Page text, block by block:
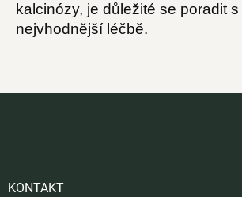
kalcinózy, je důležité se poradit
nejvhodnější léčbě.
KONTAKT